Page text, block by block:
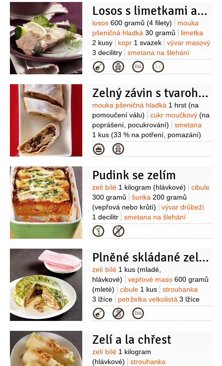
nasekaná)
Losos s limetkami a koprovou omáčkou
Suroviny
losos 600 gramů (4 filety)
mouka
pšeničná hladká 30 gramů
limetka
2 kusy
kopr 1 svazek
vývar masový
3 decilitry
smetana na šlehání
2 decilitry
máslo 30 gramů
přílohu: brambory400 gramů
celer
1/2kusu mléko 1,5 decilitru
máslo
60 gramů
sůl
Kategorie
Zelný závin s tvarohem
Suroviny
mouka pšeničná hladká 1 hrst (na
pomoučení válu)
cukr moučkový (na
poprášení, pocukrování)
smetana
1 kus (33 % na potření, pomazání)
Na náplň:
2 lžíce
tvaroh měkký125 gramů
50 gramů (sušené, vypeckované
máslo 50 gramů mandle30 gramů
(nahrubo nakrájené)
sádlo
30 gramů
(škvařené )
cukr krupice
2 lžíce
šťáva citronová 3 kapky
těsto: voda1 decilitr (vlažná)
vejce
1 kus
strouhanka
pšeničná hladká250 gramů
Kategorie
Pudink se zelím
Suroviny
zelí bílé 1 kilogram (hlávkové)
cibule
300 gramů
šunka 200 gramů
(vepřová nebo krůtí)
vývar drůbeží
1 decilitr
smetana na šlehání
1 decilitr
80 gramů
ocet2 lžíce
cukr krupice
Kategorie
Plněné skládané zelí s mletým masem
Suroviny
zelí bílé 1 kus (mladé,
hlávkové)
vepřové maso 600 gramů
(mleté)
cibule 1 kus
strouhanka
3 lžíce
petrželka velkolistá 3 lžíce
(najemno nasekaná)
2 lžíce
hořčice dijonská
vymazání)
Kategorie
Zelí a la chřest
Suroviny
zelí bílé 1 kilogram
(hlávkové)
strouhanka